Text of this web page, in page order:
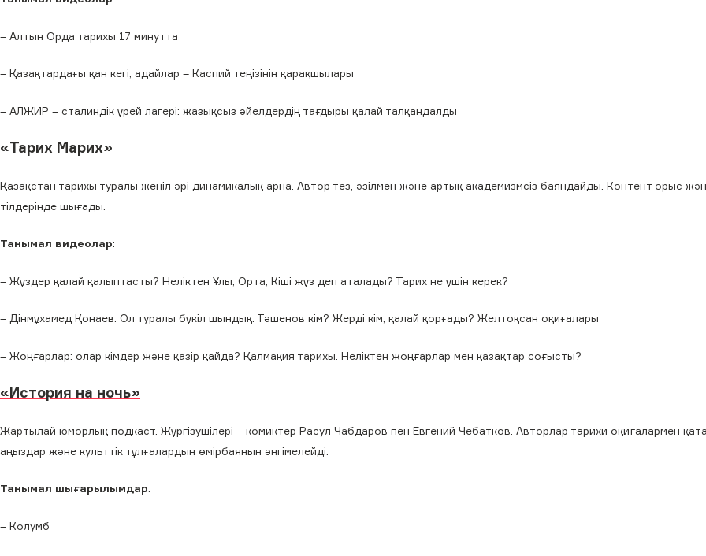
– Алтын Орда тарихы 17 минутта
– Қазақтардағы қан кегі, адайлар – Каспий теңізінің қарақшылары
– АЛЖИР – сталиндік үрей лагері: жазықсыз әйелдердің тағдыры қалай талқандалды
«Тарих Марих»
Қазақстан тарихы туралы жеңіл әрі динамикалық арна. Автор тез, әзілмен және артық академизмсіз баяндайды. Контент орыс
тілдерінде шығады.
Танымал видеолар:
– Жүздер қалай қалыптасты? Неліктен Ұлы, Орта, Кіші жүз деп аталады? Тарих не үшін керек?
– Дінмұхамед Қонаев. Ол туралы бүкіл шындық. Тәшенов кім? Жерді кім, қалай қорғады? Желтоқсан оқиғалары
– Жоңғарлар: олар кімдер және қазір қайда? Қалмақия тарихы. Неліктен жоңғарлар мен қазақтар соғысты?
«История на ночь»
Жартылай юморлық подкаст. Жүргізушілері – комиктер Расул Чабдаров пен Евгений Чебатков. Авторлар тарихи оқиғалармен
аңыздар және культтік тұлғалардың өмірбаянын әңгімелейді.
Танымал шығарылымдар:
– Колумб